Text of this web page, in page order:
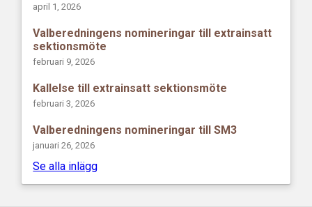
april 1, 2026
Valberedningens nomineringar till extrainsatt
sektionsmöte
februari 9, 2026
Kallelse till extrainsatt sektionsmöte
februari 3, 2026
Valberedningens nomineringar till SM3
januari 26, 2026
Se alla inlägg